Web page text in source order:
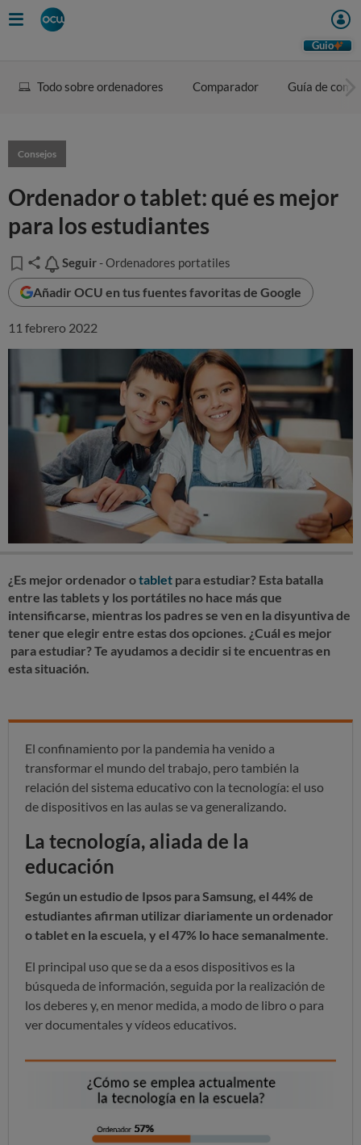
Guio
Todo sobre ordenadores Comparador Guía de
Consejos
Ordenador o tablet: qué es mejor
para los estudiantes
Seguir
Seguir - Ordenadores portatiles
Añadir OCU en tus fuentes favoritas de Google
11 febrero 2022
¿Es mejor ordenador otablet para estudiar? Esta batalla
entre las tablets y los portátiles no hace más que
intensificarse, mientras los padres se ven en la disyuntiva de
tener que elegir entre estas dos opciones. ¿Cuál es mejor
para estudiar?Te ayudamos a decidir si te encuentras en
esta situación.
El confinamiento por la pandemia ha venido a
transformar el mundo del trabajo, pero también la
relación del sistema educativo con la tecnología: el uso
de dispositivos en las aulas se va generalizando.
La tecnología, aliada de la
educación
Según un estudio de Ipsos para Samsung, el 44% de
estudiantes afirman utilizar diariamente un ordenador
o tablet en la escuela, y el 47% lo hace semanalmente
El principal uso que se da a esos dispositivos es la
búsqueda de información, seguida por la realización de
los deberes y, en menor medida, a modo de libro o para
ver documentales y vídeos educativos.